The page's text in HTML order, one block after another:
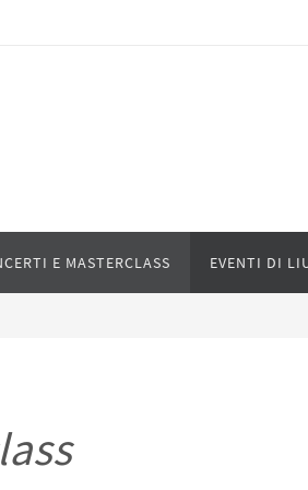
E MASTERCLASS EVENTI DI